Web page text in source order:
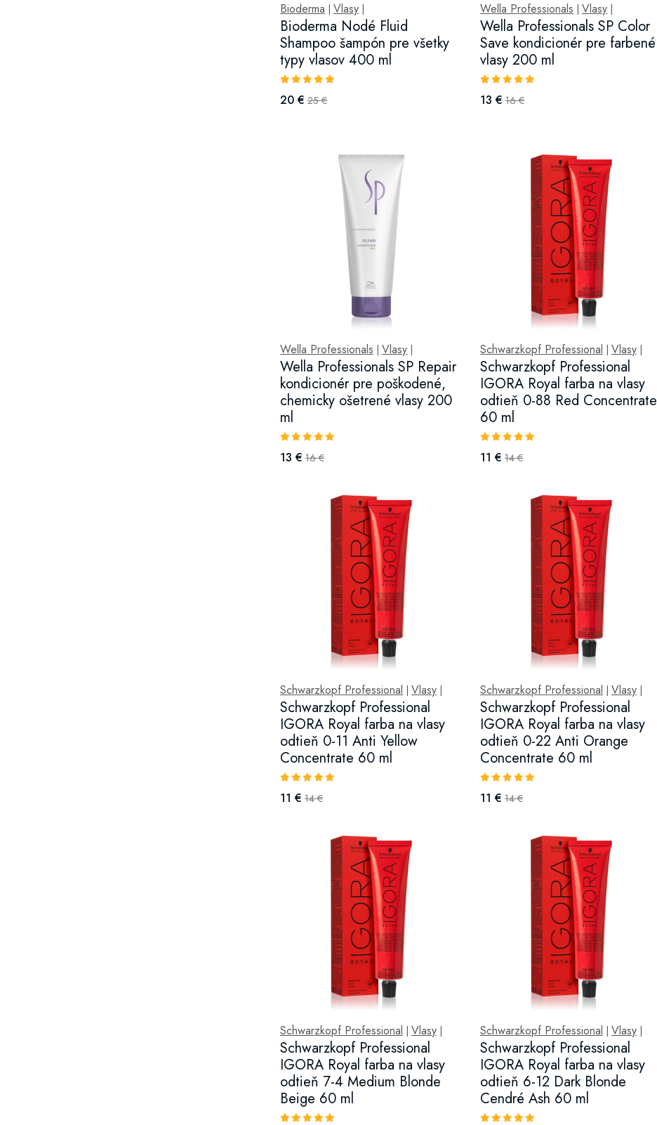
Bioderma Vlasy
Bioderma Nodé Fluid
Shampoo šampón pre všetky
typy vlasov 400 ml
20 € 25 €
Wella Professionals Vlasy|
Wella Professionals SP Color
Save kondicionér pre farbené
vlasy 200 ml
13 € 16 €
Wella Professionals Vlasy
Wella Professionals SP Repair
kondicionér pre poškodené,
chemicky ošetrené vlasy 200
ml
13 € 16 €
Schwarzkopf Professional Vlasy|
Schwarzkopf Professional
IGORA Royal farba na vlasy
odtieň 0-88 Red Concentrate
60 ml
11 € 14 €
Schwarzkopf Professional Vlasy
Schwarzkopf Professional
IGORA Royal farba na vlasy
odtieň 0-11 Anti Yellow
Concentrate 60 ml
11 € 14 €
Schwarzkopf Professional Vlasy|
Schwarzkopf Professional
IGORA Royal farba na vlasy
odtieň 0-22 Anti Orange
Concentrate 60 ml
11 € 14 €
Schwarzkopf Professional Vlasy
Schwarzkopf Professional
IGORA Royal farba na vlasy
odtieň 7-4 Medium Blonde
Beige 60 ml
Schwarzkopf Professional Vlasy|
Schwarzkopf Professional
IGORA Royal farba na vlasy
odtieň 6-12 Dark Blonde
Cendré Ash 60 ml